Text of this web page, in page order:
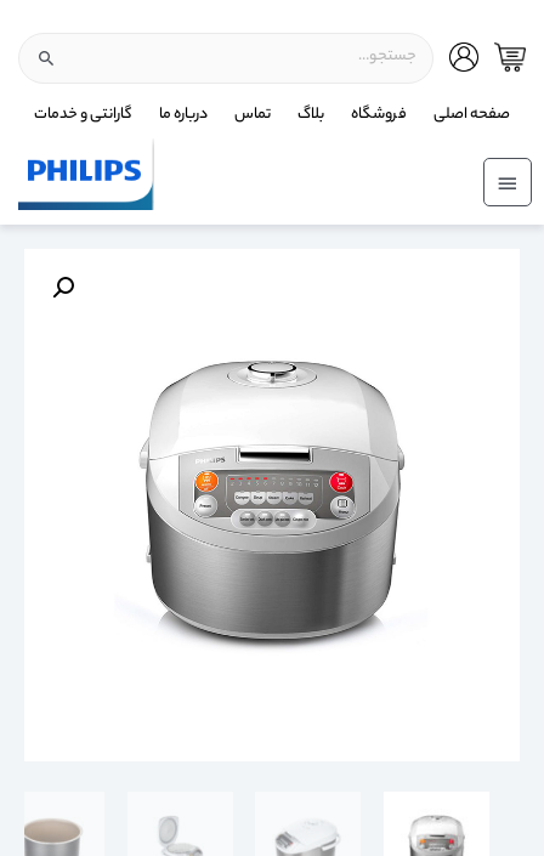
صفحه اصلی فروشگاه بلاگ تماس درباره ما گارانتی و خدمات